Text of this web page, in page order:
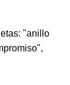
"anillo
,